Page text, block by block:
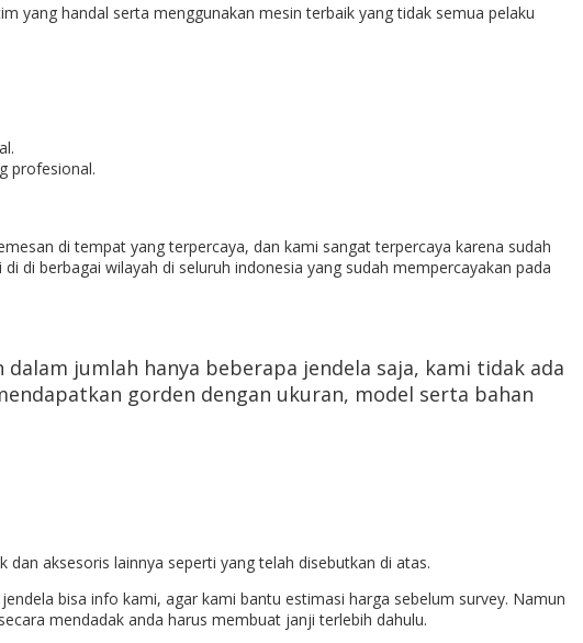
yang handal serta menggunakan mesin terbaik yang tidak semua pelaku
profesional.
di tempat yang terpercaya, dan kami sangat terpercaya karena sudah
di berbagai wilayah di seluruh indonesia yang sudah mempercayakan pada
jumlah hanya beberapa jendela saja, kami tidak ada
gorden dengan ukuran, model serta bahan
aksesoris lainnya seperti yang telah disebutkan di atas.
bisa info kami, agar kami bantu estimasi harga sebelum survey. Namun
mendadak anda harus membuat janji terlebih dahulu.